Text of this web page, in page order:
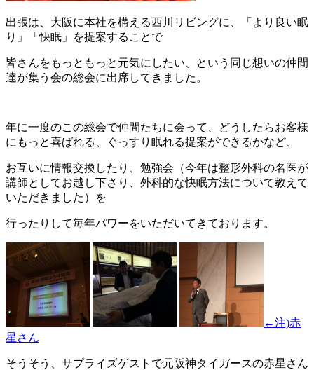
出張は、大阪に本社を構える西川リビングに、「より良い眠
り」「快眠」を提案することで
皆さんをもっともっと元気にしたい、という同じ想いの仲間
達が集う会の総会に出席してきました。
年に一度のこの総会で仲間たちに会って、どうしたらお客様
にもっと喜ばれる、ぐっすり眠れる提案ができるかなど、
お互いに情報交換したり、勉強会（今年は整形外科の名医が
講師としてお越し下さり、外科的な快眠方法について教えて
いただきました）を
行ったりして毎年パワーをいただいてきております。
←注)赤
星さん
そうそう、サプライズゲストで元阪神タイガースの赤星さん